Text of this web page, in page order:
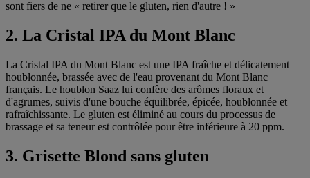
sont fiers de ne « retirer que le gluten, rien d'autre ! »
2. La Cristal IPA du Mont Blanc
La Cristal IPA du Mont Blanc est une IPA fraîche et délicatement
houblonnée, brassée avec de l'eau provenant du Mont Blanc
français. Le houblon Saaz lui confère des arômes floraux et
d'agrumes, suivis d'une bouche équilibrée, épicée, houblonnée et
rafraîchissante. Le gluten est éliminé au cours du processus de
brassage et sa teneur est contrôlée pour être inférieure à 20 ppm.
3. Grisette Blond sans gluten